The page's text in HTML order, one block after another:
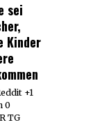
sei
Kinder
+1
0
TG